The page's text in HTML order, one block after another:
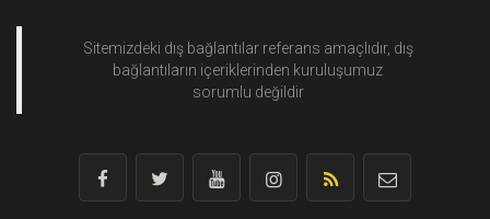
Sitemizdeki dış bağlantılar referans amaçlıdır, dış
bağlantıların içeriklerinden kuruluşumuz
sorumlu değildir